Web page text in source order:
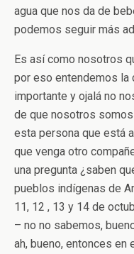
agua que nos da de
podemos seguir más
Es así como nosotros
por eso entendemos la
importante y ojalá no
de que nosotros
esta persona que está
que venga otro
una pregunta ¿saben
pueblos indígenas de
11, 12 , 13 y 14 de
– no no sabemos,
ah, bueno, entonces